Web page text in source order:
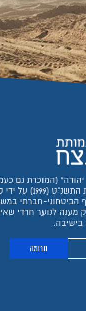
(המוכרת גם
הוקמה בשנת
הביטחוני-חברתי
לנוער חרדי
בישיבה.
תרומה